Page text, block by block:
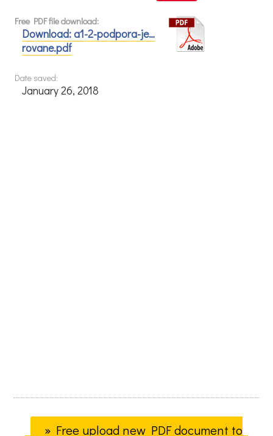
Free PDF file download:
Download: a1-2-podpora-je…
rovane.pdf
Date saved:
January 26, 2018
» Free upload new PDF document to